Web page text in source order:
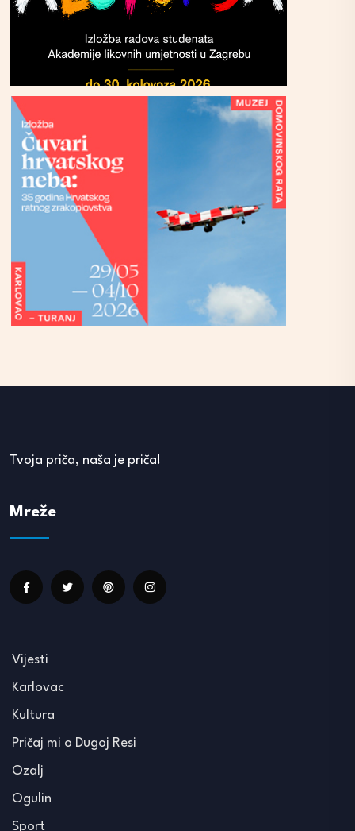
Tvoja priča, naša je priča!
Mreže
Vijesti
Karlovac
Kultura
Pričaj mi o Dugoj Resi
Ozalj
Ogulin
Sport